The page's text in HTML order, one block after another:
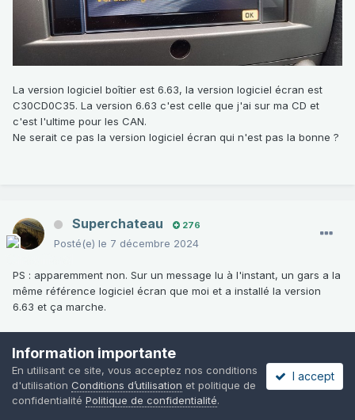
La version logiciel boîtier est 6.63, la version logiciel écran est
C30CD0C35. La version 6.63 c'est celle que j'ai sur ma CD et
c'est l'ultime pour les CAN.
Ne serait ce pas la version logiciel écran qui n'est pas la bonne ?
Superchateau 276
Posté(e) le 7 décembre 2024
PS : apparemment non. Sur un message lu à l'instant, un gars a la
même référence logiciel écran que moi et a installé la version
6.63 et ça marche.
totojest 1 069
Posté(e)le 7 décembre 2024
Information importante
En utilisant ce site, vous acceptez nos conditions
d'utilisation Conditions d’utilisation et politique de
confidentialité Politique de confidentialité.
I accept